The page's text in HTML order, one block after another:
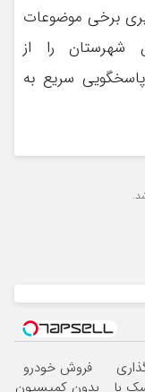
برخی موضوعات
شهرستان را از
سریع به
با
فروش خودرو
بدون کمیسیون